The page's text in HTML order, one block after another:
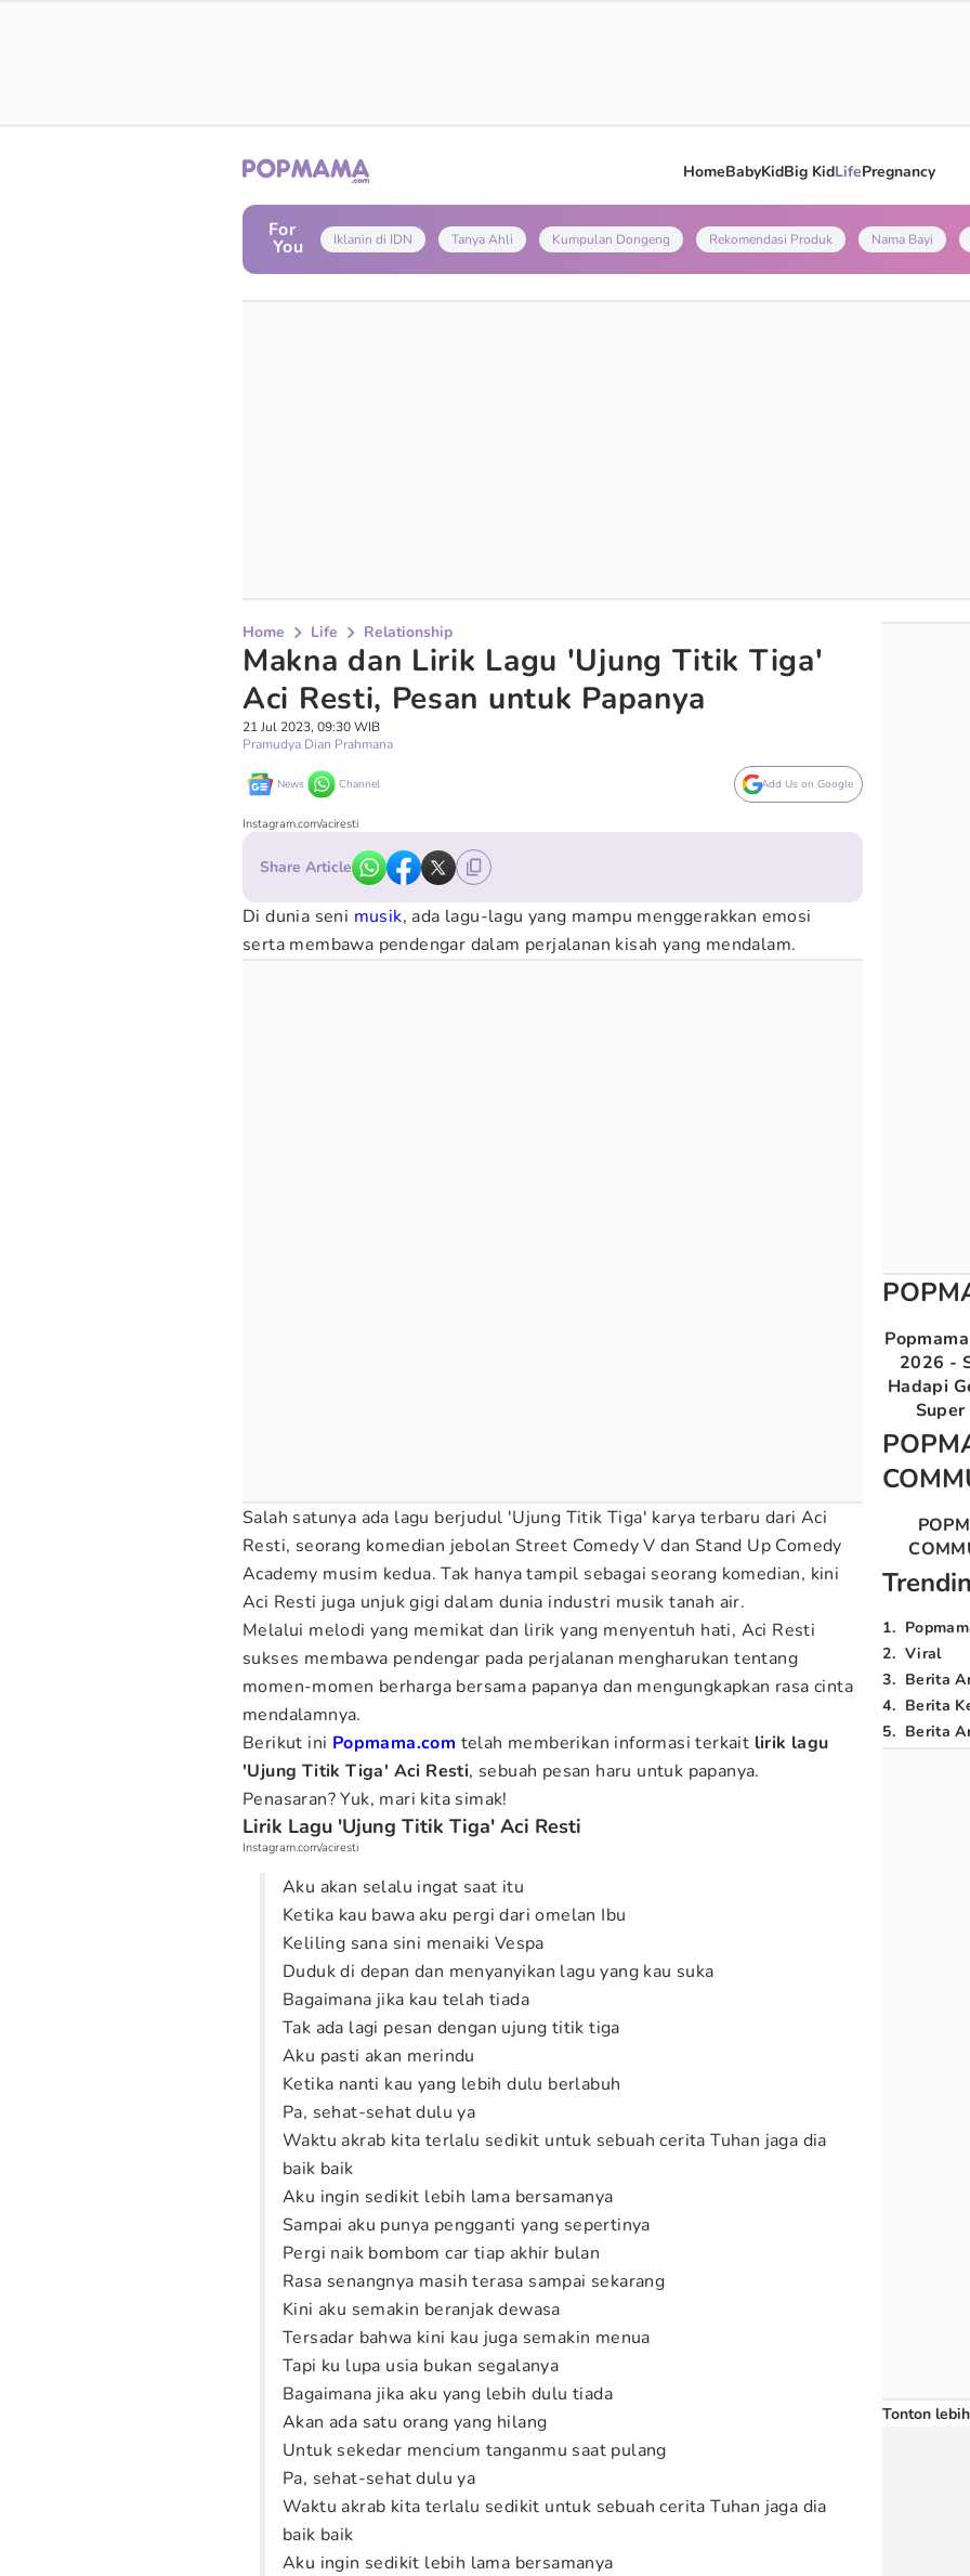
HomeBabyKidBig KidLifePregnancy
For
You Iklanin di IDN Tanya Ahli Kumpulan Dongeng Rekomendasi Produk Nama Bayi
Home Life Relationship
Makna dan Lirik Lagu 'Ujung Titik Tiga'
Aci Resti, Pesan untuk Papanya
21 Jul 2023, 09:30 WIB
Pramudya Dian Prahmana
News Channel Add Us on Google
Instagram.com/aciresti
Share Article
Di dunia seni musik, ada lagu-lagu yang mampu menggerakkan emosi
serta membawa pendengar dalam perjalanan kisah yang mendalam.
Salah satunya ada lagu berjudul 'Ujung Titik Tiga' karya terbaru dari Aci
Resti, seorang komedian jebolan Street Comedy V dan Stand Up Comedy
Academy musim kedua. Tak hanya tampil sebagai seorang komedian, kini
Aci Resti juga unjuk gigi dalam dunia industri musik tanah air.
Melalui melodi yang memikat dan lirik yang menyentuh hati, Aci Resti
sukses membawa pendengar pada perjalanan mengharukan tentang
momen-momen berharga bersama papanya dan mengungkapkan rasa cinta
mendalamnya.
Berikut ini Popmama.com telah memberikan informasi terkait lirik lagu
'Ujung Titik Tiga' Aci Resti, sebuah pesan haru untuk papanya.
Penasaran? Yuk, mari kita simak!
Lirik Lagu 'Ujung Titik Tiga' Aci Resti
Instagram.com/aciresti
Aku akan selalu ingat saat itu
Ketika kau bawa aku pergi dari omelan Ibu
Keliling sana sini menaiki Vespa
Duduk di depan dan menyanyikan lagu yang kau suka
Bagaimana jika kau telah tiada
Tak ada lagi pesan dengan ujung titik tiga
Aku pasti akan merindu
Ketika nanti kau yang lebih dulu berlabuh
Pa, sehat-sehat dulu ya
Waktu akrab kita terlalu sedikit untuk sebuah cerita Tuhan jaga dia
baik baik
Aku ingin sedikit lebih lama bersamanya
Sampai aku punya pengganti yang sepertinya
Pergi naik bombom car tiap akhir bulan
Rasa senangnya masih terasa sampai sekarang
Kini aku semakin beranjak dewasa
Tersadar bahwa kini kau juga semakin menua
Tapi ku lupa usia bukan segalanya
Bagaimana jika aku yang lebih dulu tiada
Akan ada satu orang yang hilang
Untuk sekedar mencium tanganmu saat pulang
Pa, sehat-sehat dulu ya
Waktu akrab kita terlalu sedikit untuk sebuah cerita Tuhan jaga dia
baik baik
Aku ingin sedikit lebih lama bersamanya
2026 -
Hadapi
1.
2. Viral
3. Berita
4. Berita
5. Berita
Tonton